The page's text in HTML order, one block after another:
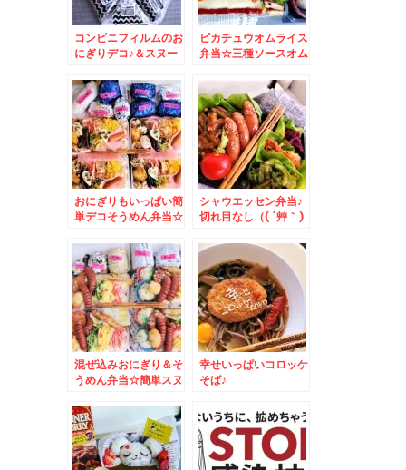
コンビニフィルムのお
にぎりデコ♪＆スヌー
ピカチュウオムライス
弁当☆三種ソースオム
ルメ♪「いっ徳」さん♪
おにぎりもいっぱい簡
単デコそうめん弁当☆
シャウエッセン弁当♪
切れ目なし（( ´艸｀)
混ぜ込みおにぎり＆そ
うめん弁当☆簡単スヌ
幸せいっぱいコロッケ
そば♪